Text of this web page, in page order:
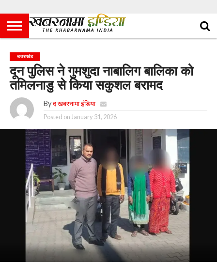
उत्तराखंड
दून पुलिस ने गुमशुदा नाबालिग बालिका को
तमिलनाडु से किया सकुशल बरामद
By द खबरनामा इंडिया
Posted on January 31, 2026